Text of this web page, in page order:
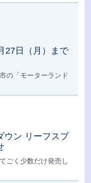
27日（月）まで
の「モーターランド
ウン リーフスプ
ごく少数だけ発売し